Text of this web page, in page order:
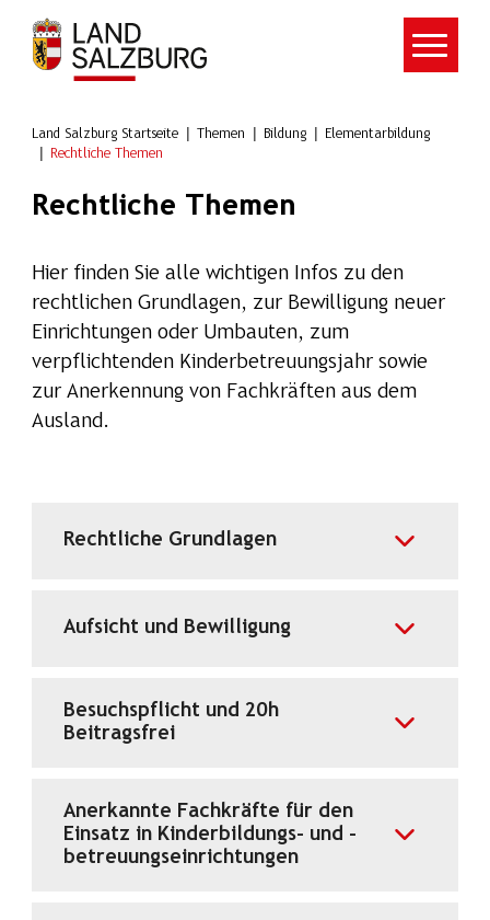
Zum Hauptinhalt springen
Land Salzburg Startseite Themen Bildung
Elementarbildung
Rechtliche Themen
Rechtliche Themen
Hier finden Sie alle wichtigen Infos zu den
rechtlichen Grundlagen, zur Bewilligung neuer
Einrichtungen oder Umbauten, zum
verpflichtenden Kinderbetreuungsjahr sowie
zur Anerkennung von Fachkräften aus dem
Ausland.
Rechtliche Grundlagen
Aufsicht und Bewilligung
Besuchspflicht und 20h
Beitragsfrei
Anerkannte Fachkräfte für den
Einsatz in Kinderbildungs- und -
betreuungseinrichtungen